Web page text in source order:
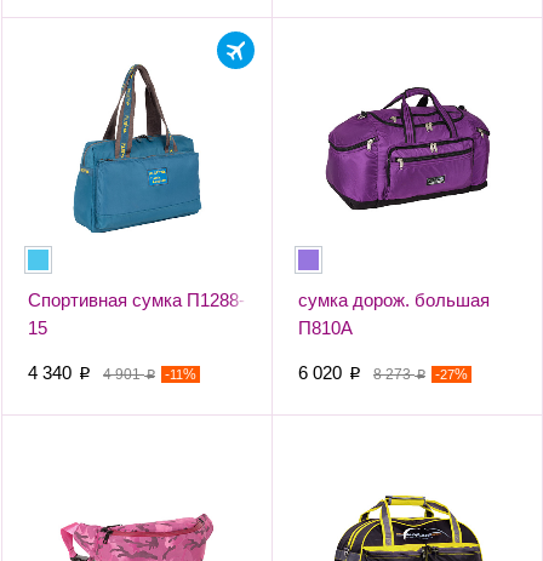
Спортивная сумка П1288-
15
-11%
4 901p
4 340 p
сумка дорож. большая
П810А
-27%
8 273p
6 020 p